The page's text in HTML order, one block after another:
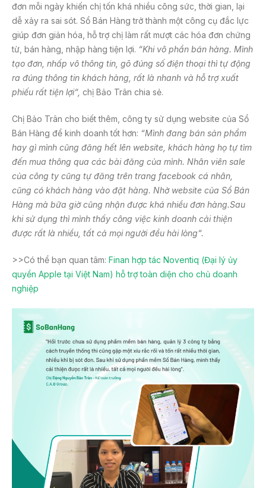
đơn mỗi ngày khiến chị tốn khá nhiều công sức, thời gian, lại
dễ xảy ra sai sót. Sổ Bán Hàng trở thành một công cụ đắc lực
giúp đơn giản hóa, hỗ trợ chị làm rất mượt các hóa đơn chứng
từ, bán hàng, nhập hàng tiện lợi. “Khi vô phần bán hàng. Mình
tạo đơn, nhấp vô thông tin , gõ đúng số điện thoại thì tự động
ra đúng thông tin khách hàng, rất là nhanh và hỗ trợ xuất
phiếu rất tiện lợi“, chị Bảo Trân chia sẻ.
Chị Bảo Trân cho biết thêm, công ty sử dụng website của Sổ
Bán Hàng để kinh doanh tốt hơn: “Mình đang bán sản phẩm
hay gì mình cũng đăng hết lên website, khách hàng họ tự tìm
đến mua thông qua các bài đăng của mình. Nhân viên sale
của công ty cũng tự đăng trên trang facebook cá nhân,
cũng có khách hàng vào đặt hàng. Nhờ website của Sổ Bán
Hàng mà bữa giờ cũng nhận được khá nhiều đơn hàng.Sau
khi sử dụng thì mình thấy công việc kinh doanh cải thiện
được rất là nhiều, tất cả mọi người đều hài lòng“.
>>Có thể bạn quan tâm: Finan hợp tác Noventiq (Đại lý ủy
quyền Apple tại Việt Nam) hỗ trợ toàn diện cho chủ doanh
nghiệp